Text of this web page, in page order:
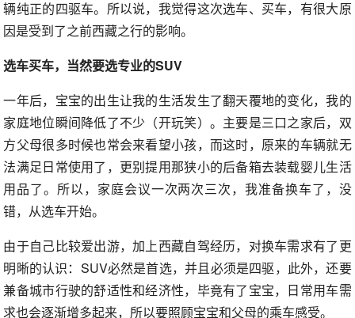
辆纯正的四驱车。所以说，我觉得这次选车、买车，有很大原
因是受到了之前西藏之行的影响。
选车买车，当然要选专业的SUV
一年后，宝宝的出生让我的生活发生了翻天覆地的变化，我的
家庭地位瞬间降低了不少（开玩笑）。主要是三口之家后，双
方父母很多时候也常会来看望小孩，而这时，原来的车辆就无
法满足日常使用了，更别提用那狭小的后备箱去装载婴儿生活
用品了。所以，家庭会议一次两次三次，我准备换车了，没
错，从选车开始。
由于自己比较爱出游，加上西藏自驾经历，对换车需求有了更
明晰的认识：SUV必然是首选，并且必须是四驱，此外，还要
兼备城市行驶的舒适性和经济性，毕竟有了宝宝，日常用车需
求也会逐渐增多起来，所以要照顾宝宝和父母的乘车感受。